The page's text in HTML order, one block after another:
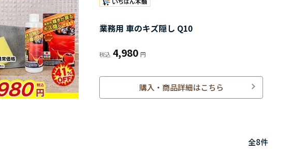
業務用 車のキズ隠し Q10
4,980
購入・商品詳細はこちら
全8件